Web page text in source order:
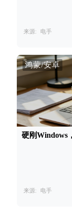
来源: 电手
鸿蒙/安卓
硬刚Windows
来源: 电手